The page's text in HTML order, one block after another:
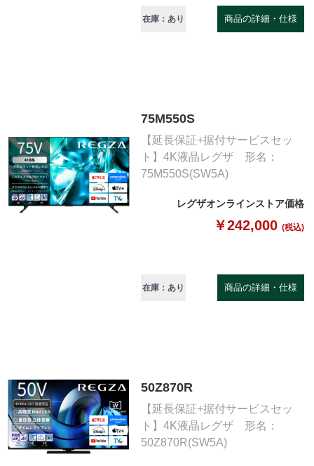
在庫：あり 商品の詳細・仕様
75M550S
【延長保証+据付サービスセッ
ト】4K液晶レグザ 形名：
75M550S(SW5A)
レグザオンラインストア価格
￥242,000 (税込)
在庫：あり 商品の詳細・仕様
50Z870R
【延長保証+据付サービスセッ
ト】4K液晶レグザ 形名：
50Z870R(SW5A)